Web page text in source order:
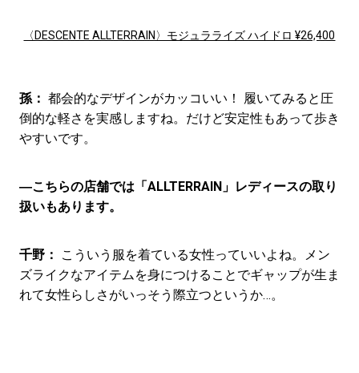
〈DESCENTE ALLTERRAIN〉モジュラライズ ハイドロ ¥26,400
孫： 都会的なデザインがカッコいい！ 履いてみると圧
倒的な軽さを実感しますね。だけど安定性もあって歩き
やすいです。
―こちらの店舗では「ALLTERRAIN」レディースの取り
扱いもあります。
千野：
こういう服を着ている女性っていいよね。メン
ズライクなアイテムを身につけることでギャップが生ま
れて女性らしさがいっそう際立つというか…。